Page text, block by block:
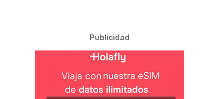
Publicidad